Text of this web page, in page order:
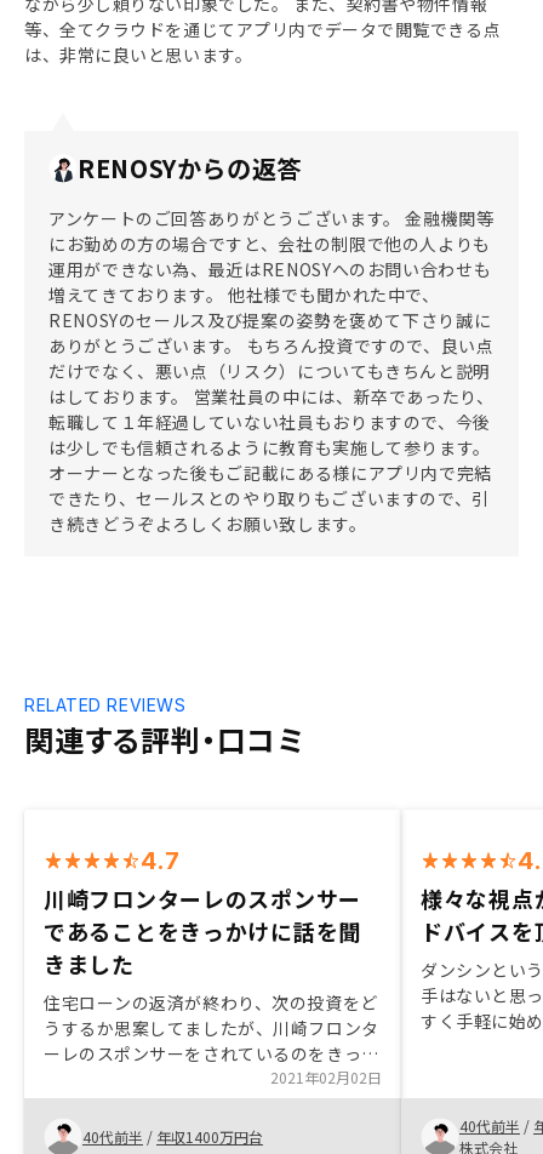
等、全てクラウドを通じてアプリ内でデータで閲覧できる点
は、非常に良いと思います。
RENOSYからの返答
アンケートのご回答ありがとうございます。 金融機関等
にお勤めの方の場合ですと、会社の制限で他の人よりも
運用ができない為、最近はRENOSYへのお問い合わせも
増えてきております。 他社様でも聞かれた中で、
RENOSYのセールス及び提案の姿勢を褒めて下さり誠に
ありがとうございます。 もちろん投資ですので、良い点
だけでなく、悪い点（リスク）についてもきちんと説明
はしております。 営業社員の中には、新卒であったり、
転職して１年経過していない社員もおりますので、今後
は少しでも信頼されるように教育も実施して参ります。
オーナーとなった後もご記載にある様にアプリ内で完結
できたり、セールスとのやり取りもございますので、引
き続きどうぞよろしくお願い致します。
関連する評判・口コミ
RELATED REVIEWS
4.7
川崎フロンターレのスポンサー
であることをきっかけに話を聞
きました
住宅ローンの返済が終わり、次の投資をど
うするか思案してましたが、川崎フロンタ
ーレのスポンサーをされているのをきっか
けに話を聞こうと思いました。初めての不
動産投資だったので、かなり不安が有りま
したが、説明を丁寧にして頂いたのと、い
2021年02月02日
40代前半 / 年収1400万円台
様々な視点
ドバイス
ダンシンとい
手はないと思
すく手軽に始
知識量の多さ
進められた。
40代前半 /
株式会社